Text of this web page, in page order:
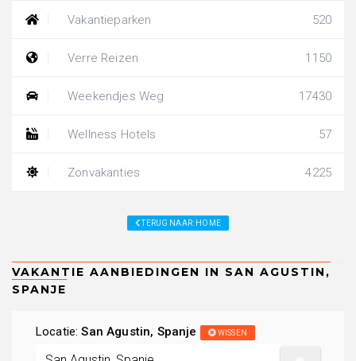
Vakantieparken 520
Verre Reizen 1150
Weekendjes Weg 17430
Wellness Hotels 57
Zonvakanties 4225
TERUG NAAR: HOME
Locatie:San Agustin, Spanje WISSEN